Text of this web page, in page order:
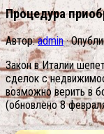
Процедура
Автор:admin ·
Закон в Италии
сделок с
возможно верить в
(обновлено 8